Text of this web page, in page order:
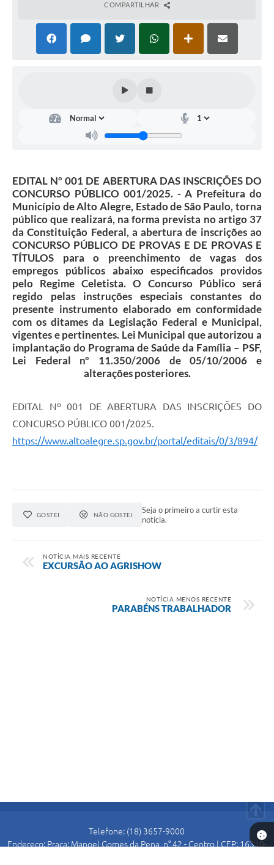
COMPARTILHAR
EDITAL Nº 001 DE ABERTURA DAS INSCRIÇÕES DO
CONCURSO PÚBLICO 001/2025. - A Prefeitura do
Município de Alto Alegre, Estado de São Paulo, torna
público que realizará, na forma prevista no artigo 37
da Constituição Federal, a abertura de inscrições ao
CONCURSO PÚBLICO DE PROVAS E DE PROVAS E
TÍTULOS para o preenchimento de vagas dos
empregos públicos abaixo especificados providos
pelo Regime Celetista. O Concurso Público será
regido pelas instruções especiais constantes do
presente instrumento elaborado em conformidade
com os ditames da Legislação Federal e Municipal,
vigentes e pertinentes. Lei Municipal que autorizou a
implantação do Programa de Saúde da Família – PSF,
Lei Federal nº 11.350/2006 de 05/10/2006 e
alterações posteriores.
EDITAL Nº 001 DE ABERTURA DAS INSCRIÇÕES DO
CONCURSO PÚBLICO 001/2025.
https://www.altoalegre.sp.gov.br/portal/editais/0/3/894/
GOSTEI NÃO GOSTEI
Seja o primeiro a curtir esta
notícia.
NOTÍCIA MAIS RECENTE
EXCURSÃO AO AGRISHOW
NOTÍCIA MENOS RECENTE
PARABÉNS TRABALHADOR
Telefone: (18) 3657-9000
Endereço: Praça: Manoel Gomes da Pena, n° 42 - Centro | CEP: 16310-